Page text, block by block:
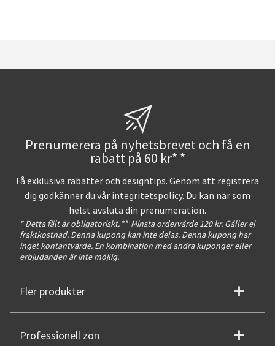
Prenumerera på nyhetsbrevet och få en
rabatt på 60 kr* *
Få exklusiva rabatter och designtips. Genom att registrera
dig godkänner du vår integritetspolicy. Du kan när som
helst avsluta din prenumeration.
* Detta fält är obligatoriskt. ** Minsta ordervärde 120 kr. Gäller ej
fraktkostnad. Denna kupong kan inte delas. Denna kupong har
inget kontantvärde. En kombination med andra kuponger eller
erbjudanden är inte möjlig.
Fler produkter
Professionell zon